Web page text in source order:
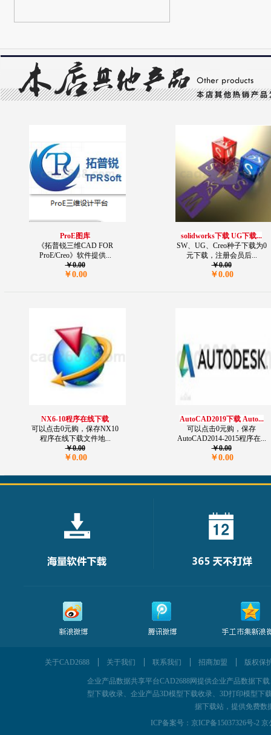
ProE图库
《拓普锐三维CAD FOR
ProE/Creo》软件提供...
￥0.00
￥0.00
solidworks下载 UG下载...
SW、UG、Creo种子下载为0
元下载，注册会员后...
￥0.00
￥0.00
NX6-10程序在线下载
可以点击0元购，保存NX10
程序在线下载文件地...
￥0.00
￥0.00
AutoCAD2019下载 Auto...
可以点击0元购，保存
AutoCAD2014-2015程序在...
￥0.00
￥0.00
关于CAD2688 关于我们 联系我们 招商加盟 版权保
企业产品数据共享平台CAD2688网提供企业产品数据下
型下载收录、企业产品3D模型下载收录、3D打印模型下
据下载站，提供免费数
ICP备案号： 京ICP备15037326号-2